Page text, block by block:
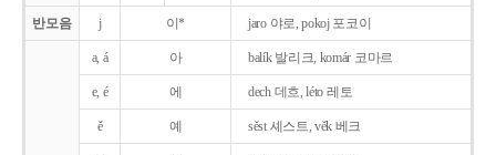
반모음 j 이* jaro 야로, pokoj 포코이
a, á 아 balík 발리크, komár 코마르
e, é 에 dech 데흐, léto 레토
ě 예 sěst 셰스트, věk 베크